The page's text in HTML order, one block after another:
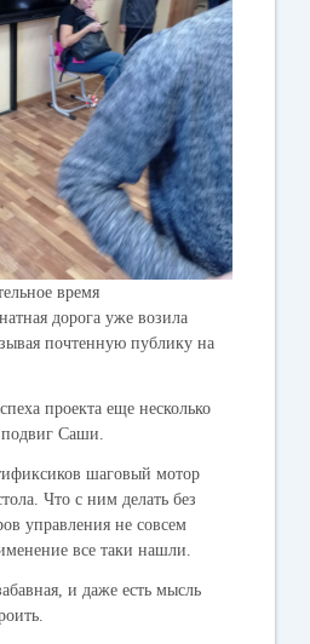
время
дорога уже возила
почтенную публику на
проекта еще несколько
Саши.
шаговый мотор
Что с ним делать без
управления не совсем
все таки нашли.
и даже есть мысль